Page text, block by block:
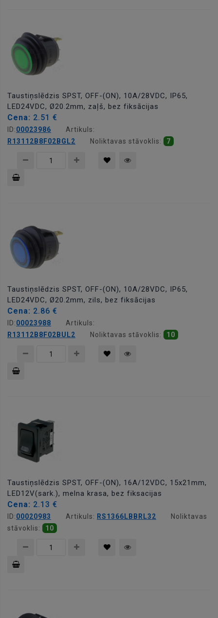
Taustiņslēdzis SPST, OFF-(ON), 10A/28VDC, IP65,
LED24VDC, Ø20.2mm, zaļš, bez fiksācijas
Cena: 2.51 €
ID:00023986
Artikuls:
R13112B8F02BGL2
Noliktavas stāvoklis: 7
Taustiņslēdzis SPST, OFF-(ON), 10A/28VDC, IP65,
LED24VDC, Ø20.2mm, zils, bez fiksācijas
Cena: 2.86 €
ID:00023988
Artikuls:
R13112B8F02BUL2
Noliktavas stāvoklis: 10
Taustiņslēdzis SPST, OFF-(ON), 16A/12VDC, 15x21mm,
LED12V(sark.), melna krasa, bez fiksacijas
Cena: 2.13 €
ID:00020983 Artikuls: RS1366LBBRL32
Noliktavas
stāvoklis:
10